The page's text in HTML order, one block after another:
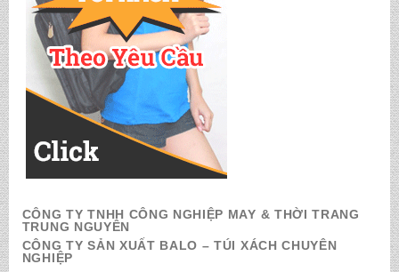
CÔNG TY TNHH CÔNG NGHIỆP MAY & THỜI TRANG
TRUNG NGUYÊN
CÔNG TY SẢN XUẤT BALO – TÚI XÁCH CHUYÊN
NGHIỆP